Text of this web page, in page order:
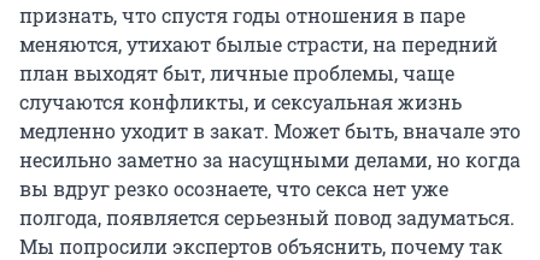
признать, что спустя годы отношения в паре
меняются, утихают былые страсти, на передний
план выходят быт, личные проблемы, чаще
случаются конфликты, и сексуальная жизнь
медленно уходит в закат. Может быть, вначале это
несильно заметно за насущными делами, но когда
вы вдруг резко осознаете, что секса нет уже
полгода, появляется серьезный повод задуматься.
Мы попросили экспертов объяснить, почему так